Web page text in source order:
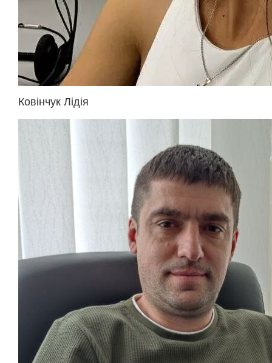
Ковінчук Лідія